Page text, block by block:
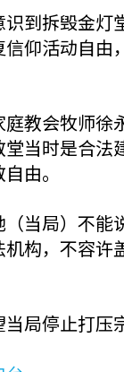
到拆毁金灯
仰活动自
教会牧师
当时是合
由。
当局）不能
构，不容许
局停止打压